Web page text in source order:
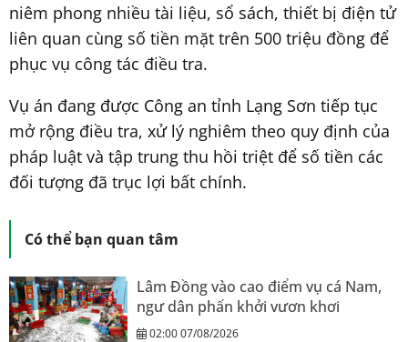
niêm phong nhiều tài liệu, sổ sách, thiết bị điện tử
liên quan cùng số tiền mặt trên 500 triệu đồng để
phục vụ công tác điều tra.
Vụ án đang được Công an tỉnh Lạng Sơn tiếp tục
mở rộng điều tra, xử lý nghiêm theo quy định của
pháp luật và tập trung thu hồi triệt để số tiền các
đối tượng đã trục lợi bất chính.
Có thể bạn quan tâm
Lâm Đồng vào cao điểm vụ cá Nam,
ngư dân phấn khởi vươn khơi
02:00 07/08/2026